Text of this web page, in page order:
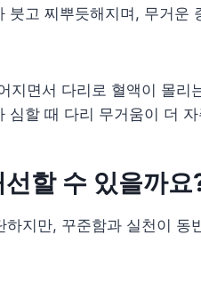
고 찌뿌듯해지며, 무거운
지면서 다리로 혈액이 몰리
심할 때 다리 무거움이 더
할 수 있을까요
지만, 꾸준함과 실천이 동